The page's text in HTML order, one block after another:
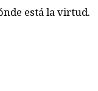
está la virtud.